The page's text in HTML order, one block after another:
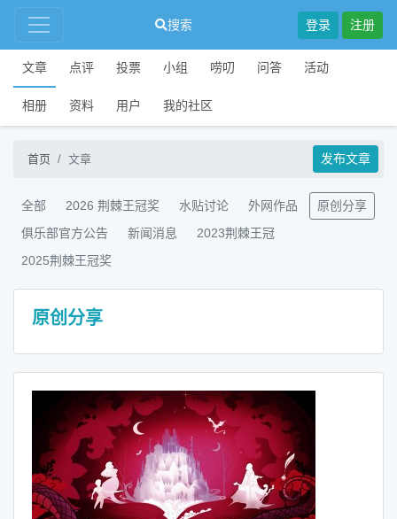
搜索 登录 注册
文章 点评 投票 小组 唠叨 问答 活动
相册 资料 用户 我的社区
首页 文章 发布文章
全部 2026 荆棘王冠奖 水贴讨论 外网作品
原创分享
俱乐部官方公告
新闻消息
2023荆棘王冠
2025荆棘王冠奖
原创分享